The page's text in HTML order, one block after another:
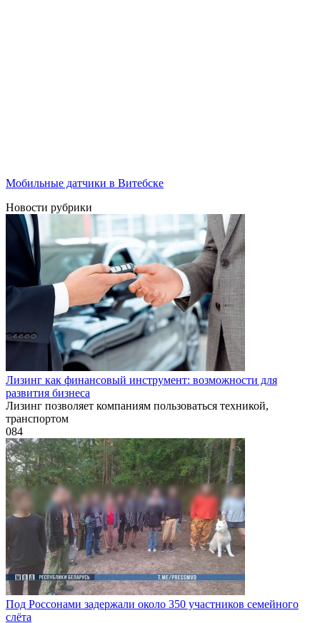
Мобильные датчики в Витебске
Новости рубрики
Лизинг как финансовый инструмент: возможности для
развития бизнеса
Лизинг позволяет компаниям пользоваться техникой,
транспортом
084
Под Россонами задержали около 350 участников семейного
слёта